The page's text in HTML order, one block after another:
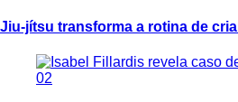
Jiu-jítsu transforma a rotina de
02